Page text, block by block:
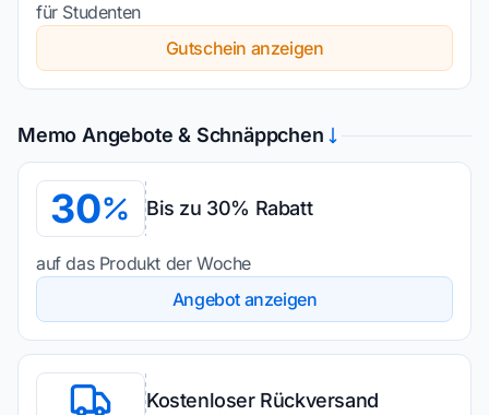
für Studenten
Gutschein anzeigen
Memo Angebote & Schnäppchen
30 Bis zu 30% Rabatt
auf das Produkt der Woche
Angebot anzeigen
Kostenloser Rückversand